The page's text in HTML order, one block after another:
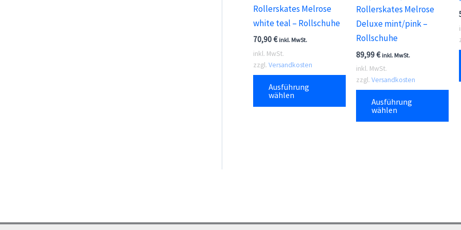
Rollerskates Melrose
white teal – Rollschuhe
70,90€ inkl. MwSt.
inkl. MwSt.
zzgl. Versandkosten
Ausführung
wählen
Dieses
Produkt
weist
mehrere
der
Rollerskates Melrose
Deluxe mint/pink –
Rollschuhe
89,99€ inkl. MwSt.
inkl. MwSt.
zzgl. Versandkosten
Ausführung
wählen
auf